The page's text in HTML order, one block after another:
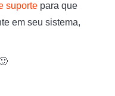
suporte para que
em seu sistema,